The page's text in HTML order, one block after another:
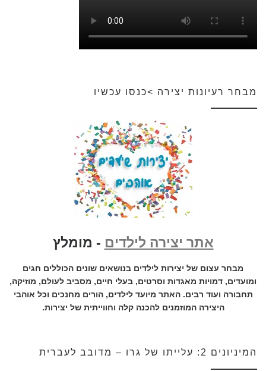
מבחר רעיונות יצירה >כנסו עכשיו
אתר יצירה לילדים - מומלץ
מבחר עצום של יצירות לילדים בנושאים שונים הכוללים חגים
ומועדים, דמויות מאגדות וסרטים, בעלי חיים, מסביב לעולם, מוזיקה,
תחבורה ועוד רבים. האתר מיועד לילדים, הורים מחנכים וכל אוהבי
היצירה המוזמנים להכנה קלה וחווייתית של יצירות.
המיניונים 2: עלייתו של גרו – מדובב לעברית